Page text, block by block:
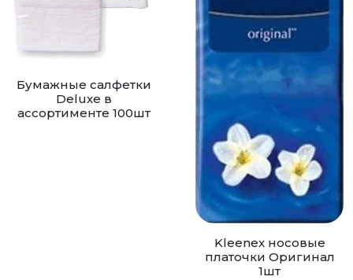
Бумажные салфетки
Deluxe в
ассортименте 100шт
Kleenex носовые
платочки Оригинал
1шт